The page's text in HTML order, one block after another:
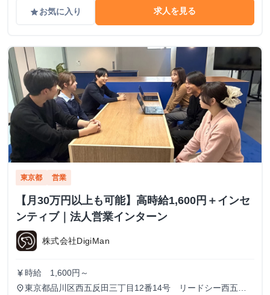
gradeお気に入り 求人を見る
東京都 営業
【月30万円以上も可能】高時給1,600円＋インセ
ンティブ｜法人営業インターン
株式会社DigiMan
currency_yen 時給 1,600円～
place東京都品川区西五反田三丁目12番14号 リードシー西五反